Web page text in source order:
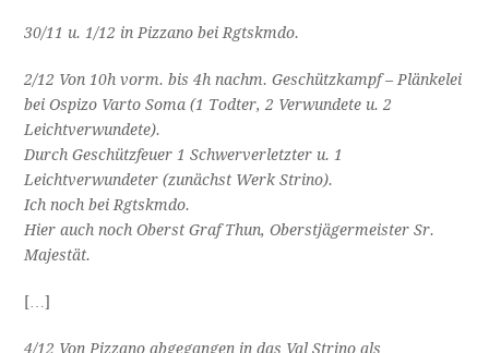
30/11 u. 1/12 in Pizzano bei Rgtskmdo.
2/12 Von 10h vorm. bis 4h nachm. Geschützkampf – Plänkelei
bei Ospizo Varto Soma (1 Todter, 2 Verwundete u. 2
Leichtverwundete).
Durch Geschützfeuer 1 Schwerverletzter u. 1
Leichtverwundeter (zunächst Werk Strino).
Ich noch bei Rgtskmdo.
Hier auch noch Oberst Graf Thun, Oberstjägermeister Sr.
Majestät.
[…]
4/12 Von Pizzano abgegangen in das Val Strino als